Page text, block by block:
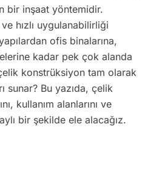
bir inşaat yöntemidir.
ve hızlı uygulanabilirliği
ofis binalarına,
kadar pek çok alanda
konstrüksiyon tam olarak
sunar? Bu yazıda, çelik
kullanım alanlarını ve
bir şekilde ele alacağız.